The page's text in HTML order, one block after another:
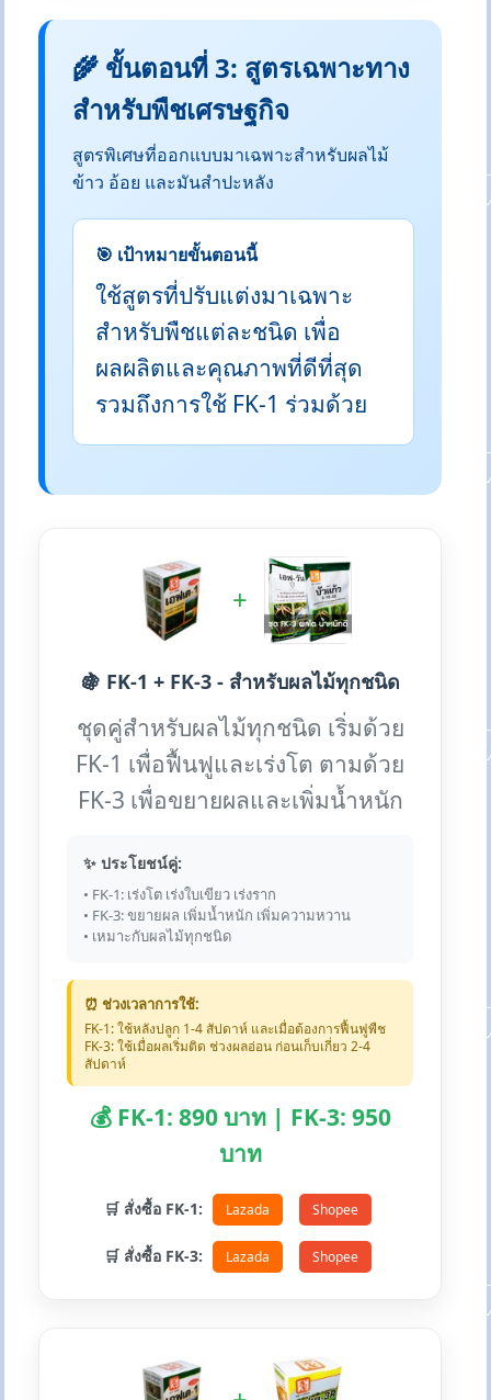
🌾 ขั้นตอนที่ 3: สูตรเฉพาะทาง
สำหรับพืชเศรษฐกิจ
สูตรพิเศษที่ออกแบบมาเฉพาะสำหรับผลไม้
ข้าว อ้อย และมันสำปะหลัง
🎯 เป้าหมายขั้นตอนนี้
ใช้สูตรที่ปรับแต่งมาเฉพาะ
สำหรับพืชแต่ละชนิด เพื่อ
ผลผลิตและคุณภาพที่ดีที่สุด
รวมถึงการใช้ FK-1 ร่วมด้วย
+
🍇 FK-1 + FK-3 - สำหรับผลไม้ทุกชนิด
ชุดคู่สำหรับผลไม้ทุกชนิด เริ่มด้วย
FK-1 เพื่อฟื้นฟูและเร่งโต ตามด้วย
FK-3 เพื่อขยายผลและเพิ่มน้ำหนัก
✨ ประโยชน์คู่:
• FK-1: เร่งโต เร่งใบเขียว เร่งราก
• FK-3: ขยายผล เพิ่มน้ำหนัก เพิ่มความหวาน
• เหมาะกับผลไม้ทุกชนิด
⏰ ช่วงเวลาการใช้:
FK-1: ใช้หลังปลูก 1-4 สัปดาห์ และเมื่อต้องการฟื้นฟูพืช
FK-3: ใช้เมื่อผลเริ่มติด ช่วงผลอ่อน ก่อนเก็บเกี่ยว 2-4
สัปดาห์
💰 FK-1: 890 บาท | FK-3: 950
บาท
🛒 สั่งซื้อ FK-1: Lazada Shopee
🛒 สั่งซื้อ FK-3: Lazada Shopee